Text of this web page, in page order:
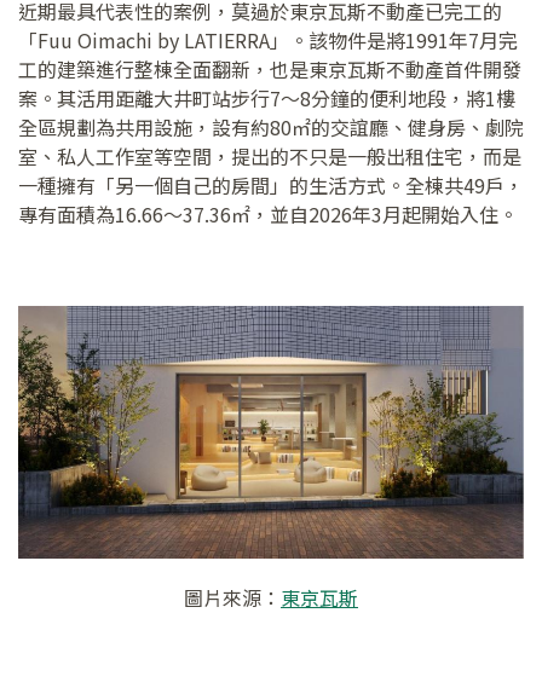
近期最具代表性的案例，莫過於東京瓦斯不動產已完工的
「Fuu Oimachi by LATIERRA」。該物件是將1991年7月完
工的建築進行整棟全面翻新，也是東京瓦斯不動產首件開發
案。其活用距離大井町站步行7～8分鐘的便利地段，將1樓
全區規劃為共用設施，設有約80㎡的交誼廳、健身房、劇院
室、私人工作室等空間，提出的不只是一般出租住宅，而是
一種擁有「另一個自己的房間」的生活方式。全棟共49戶，
專有面積為16.66～37.36㎡，並自2026年3月起開始入住。
圖片來源： 東京瓦斯